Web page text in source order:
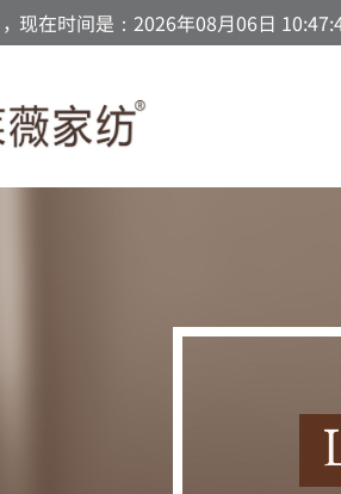
现在时间是：2026年08月06日